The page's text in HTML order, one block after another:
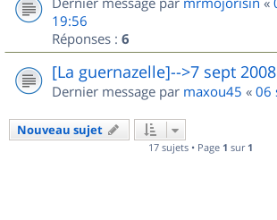
19:56
Réponses : 6
[La guernazelle]-->7 sept 2008
Dernier message par maxou45 « 06
Nouveau sujet
17 sujets • Page 1 sur 1